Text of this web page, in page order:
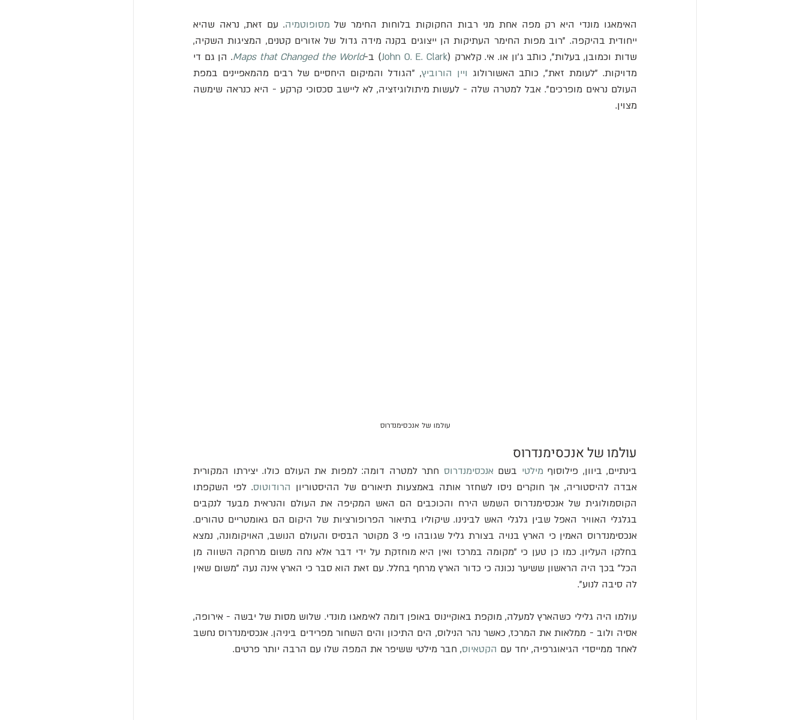
האימאגו מונדי היא רק מפה אחת מני רבות החקוקות בלוחות החימר של מסופוטמיה
שדות וכמובן, בעלות", כותב ג'ון או. אי. קלארק (John O. E. Clark) ב-Maps that Changed the World
מדויקות. "לעומת זאת", כותב האשורולוג ויין הורוביץ
מצוין.
עולמו של אנכסימנדרוס
עולמו של אנכסימנדרוס
בינתיים, ביוון, פילוסוף מילטי בשם אנכסימנדרוס
אבדה להיסטוריה, אך חוקרים ניסו לשחזר אותה באמצעות תיאורים של ההיסטוריון הרודוטוס
לה סיבה לנוע".
לאחד ממייסדי הגיאוגרפיה, יחד עם הקטאיוס, חבר מילטי ששיפר את המפה שלו עם הרבה יותר פרטים.